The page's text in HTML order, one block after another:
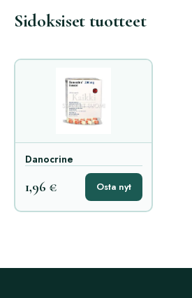
Sidoksiset tuotteet
Danocrine
1,96 € Osta nyt